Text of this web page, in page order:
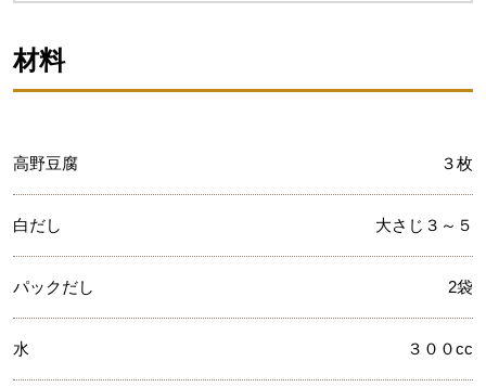
材料
高野豆腐 ３枚
白だし 大さじ３～５
パックだし 2袋
水 ３００cc